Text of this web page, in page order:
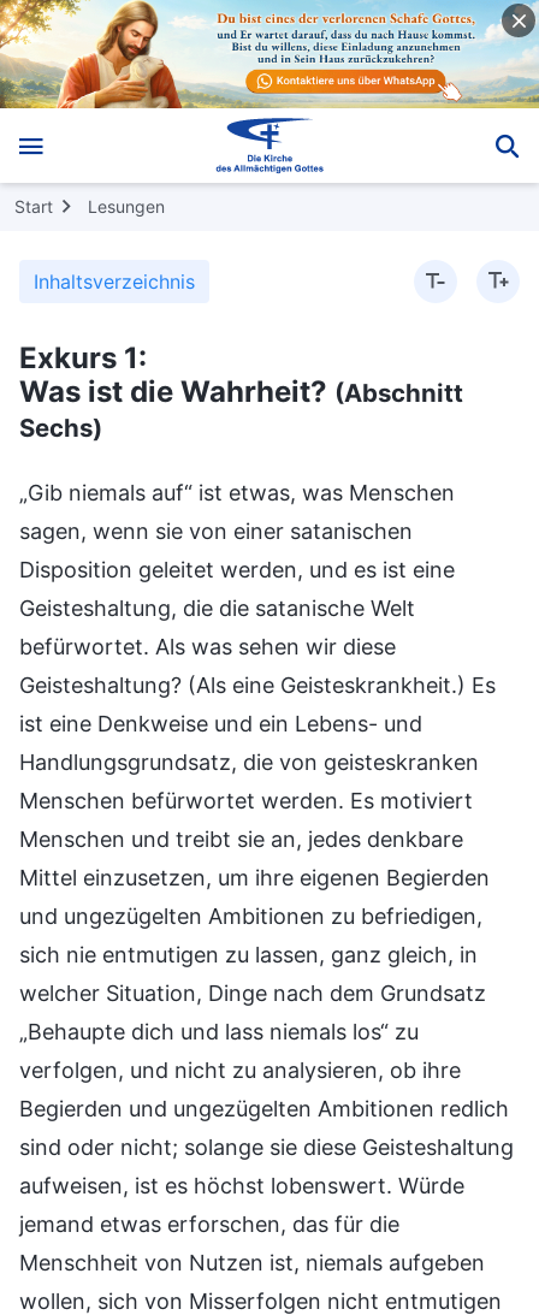
Start Lesungen
Inhaltsverzeichnis
Exkurs 1:
Was ist die Wahrheit? (Abschnitt
Sechs)
„Gib niemals auf“ ist etwas, was Menschen
sagen, wenn sie von einer satanischen
Disposition geleitet werden, und es ist eine
Geisteshaltung, die die satanische Welt
befürwortet. Als was sehen wir diese
Geisteshaltung? (Als eine Geisteskrankheit.) Es
ist eine Denkweise und ein Lebens- und
Handlungsgrundsatz, die von geisteskranken
Menschen befürwortet werden. Es motiviert
Menschen und treibt sie an, jedes denkbare
Mittel einzusetzen, um ihre eigenen Begierden
und ungezügelten Ambitionen zu befriedigen,
sich nie entmutigen zu lassen, ganz gleich, in
welcher Situation, Dinge nach dem Grundsatz
„Behaupte dich und lass niemals los“ zu
verfolgen, und nicht zu analysieren, ob ihre
Begierden und ungezügelten Ambitionen redlich
sind oder nicht; solange sie diese Geisteshaltung
aufweisen, ist es höchst lobenswert. Würde
jemand etwas erforschen, das für die
Menschheit von Nutzen ist, niemals aufgeben
wollen, sich von Misserfolgen nicht entmutigen